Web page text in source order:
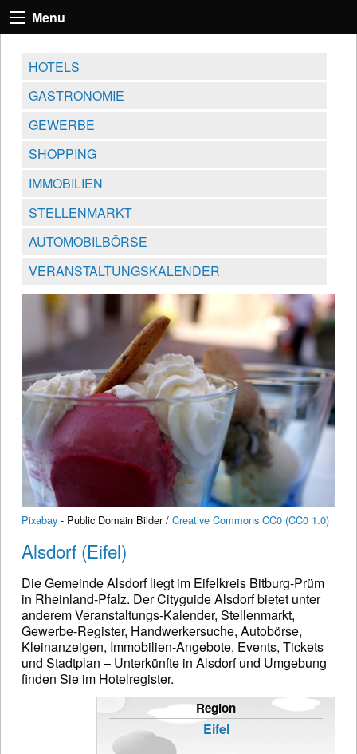
Menu
HOTELS
GASTRONOMIE
GEWERBE
SHOPPING
IMMOBILIEN
STELLENMARKT
AUTOMOBILBÖRSE
VERANSTALTUNGSKALENDER
Pixabay - Public Domain Bilder / Creative Commons CC0 (CC0 1.0)
Alsdorf (Eifel)
Die Gemeinde Alsdorf liegt im Eifelkreis Bitburg-Prüm
in Rheinland-Pfalz. Der Cityguide Alsdorf bietet unter
anderem Veranstaltungs-Kalender, Stellenmarkt,
Gewerbe-Register, Handwerkersuche, Autobörse,
Kleinanzeigen, Immobilien-Angebote, Events, Tickets
und Stadtplan – Unterkünfte in Alsdorf und Umgebung
finden Sie im Hotelregister.
Region
Eifel